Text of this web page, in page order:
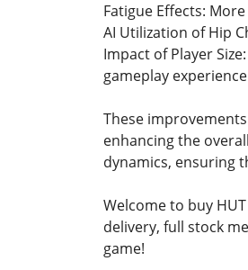
Fatigue Effects:
AI Utilization of Hip
Impact of Player
gameplay
These
enhancing the
dynamics, ensuring
Welcome to buy
delivery, full stock
game!